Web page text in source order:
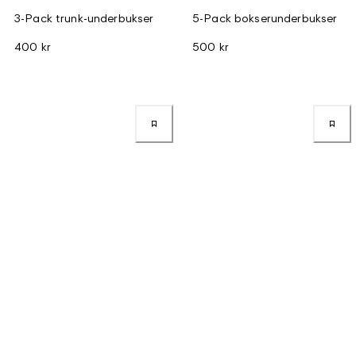
3-Pack trunk-underbukser
400 kr
5-Pack bokserunderbukser
500 kr